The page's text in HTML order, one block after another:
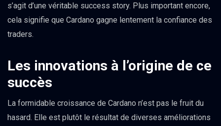
s’agit d’une véritable success story. Plus important encore,
cela signifie que Cardano gagne lentement la confiance des
traders.
Les innovations à l’origine de ce
succès
La formidable croissance de Cardano n’est pas le fruit du
hasard. Elle est plutôt le résultat de diverses améliorations